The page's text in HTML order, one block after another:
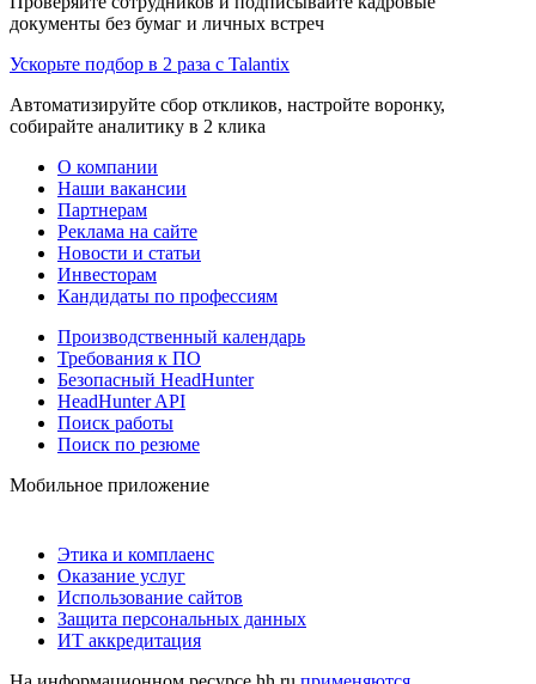
документы без бумаг и личных встреч
Ускорьте подбор в 2 раза с Talantix
Автоматизируйте сбор откликов, настройте воронку,
собирайте аналитику в 2 клика
О компании
Наши вакансии
Партнерам
Реклама на сайте
Новости и статьи
Инвесторам
Кандидаты по профессиям
Производственный календарь
Требования к ПО
Безопасный HeadHunter
HeadHunter API
Поиск работы
Поиск по резюме
Мобильное приложение
Этика и комплаенс
Оказание услуг
Использование сайтов
Защита персональных данных
ИТ аккредитация